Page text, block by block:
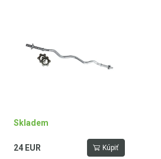
Skladem
24 EUR Kúpiť